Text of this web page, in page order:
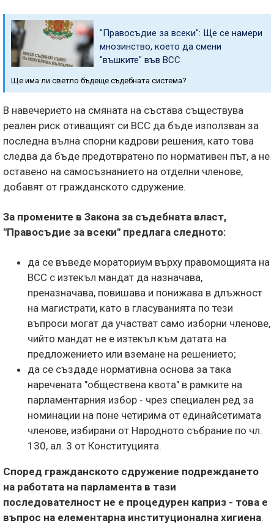
"Правосъдие за всеки": Ще се намери
мнозинство, което да смени
"въшките" във ВСС
Ще има ли светло бъдеще съдебната система?
В навечерието на смяната на състава съществува
реален риск отиващият си ВСС да бъде използван за
последна вълна спорни кадрови решения, като това
следва да бъде предотвратено по нормативен път, а не
оставено на самосъзнанието на отделни членове,
добавят от гражданското сдружение.
За промените в Закона за съдебната власт,
"Правосъдие за всеки" предлага следното:
да се въведе мораториум върху правомощията на
ВСС с изтекъл мандат да назначава,
преназначава, повишава и понижава в длъжност
на магистрати, като в гласуванията по тези
въпроси могат да участват само изборни членове,
чийто мандат не е изтекъл към датата на
предложението или вземане на решението;
да се създаде нормативна основа за така
наречената "обществена квота" в рамките на
парламентарния избор - чрез специален ред за
номинации на поне четирима от единайсетимата
членове, избирани от Народното събрание по чл.
130, ал. 3 от Конституцията.
Според гражданското сдружение подреждането
на работата на парламента в тази
последователност не е процедурен каприз - това е
въпрос на елементарна институционална хигиена.